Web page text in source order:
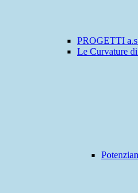
PROGETTI
Le Curvature